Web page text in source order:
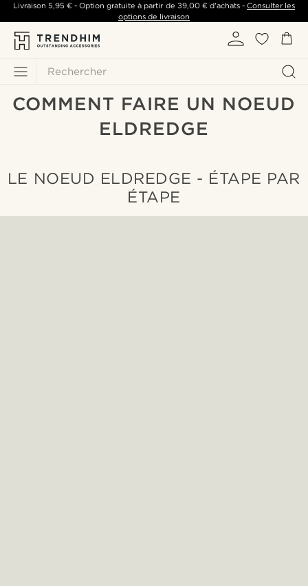
Rechercher
Livraison 5,95 €- Option gratuite à partir de 39,00 €d'achats -Consulter les
options de livraison
COMMENT FAIRE UN NOEUD
ELDREDGE
LE NOEUD ELDREDGE - ÉTAPE PAR
ÉTAPE